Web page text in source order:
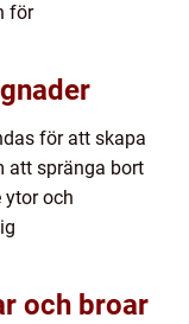
för
för att skapa
att spränga bort
ytor och
och broar